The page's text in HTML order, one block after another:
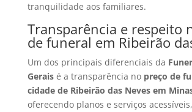
tranquilidade aos familiares.
Transparência e respeito
de funeral em Ribeirão
Um dos principais diferenciais da
Geraisé a transparência no preço de
cidade de Ribeirão das Neves em
oferecendo planos e serviços